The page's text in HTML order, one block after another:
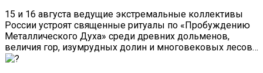
15 и 16 августа ведущие экстремальные коллективы
России устроят священные ритуалы по «Пробуждению
Металлического Духа» среди древних дольменов,
величия гор, изумрудных долин и многовековых лесов…